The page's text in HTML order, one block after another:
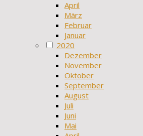
April
März
Februar
Januar
2020
Dezember
November
Oktober
September
August
Juli
Juni
Mai